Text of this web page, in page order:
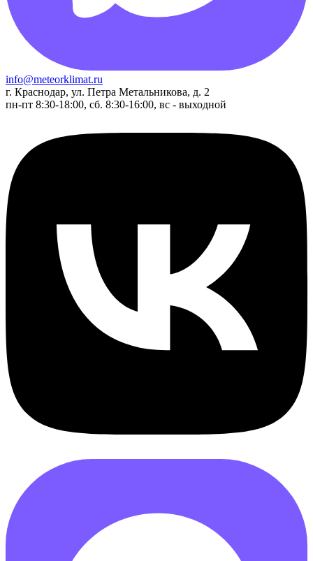
info@meteorklimat.ru
г. Краснодар, ул. Петра Метальникова, д. 2
пн-пт 8:30-18:00, сб. 8:30-16:00, вс - выходной